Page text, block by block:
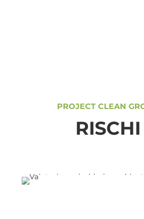
PROJECT CLEAN
RISCHI